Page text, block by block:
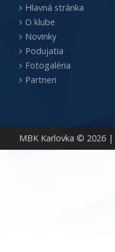
MBK Karlovka © 2026 |
Hlavná stránka
O klube
Novinky
Podujatia
Fotogaléria
Partneri